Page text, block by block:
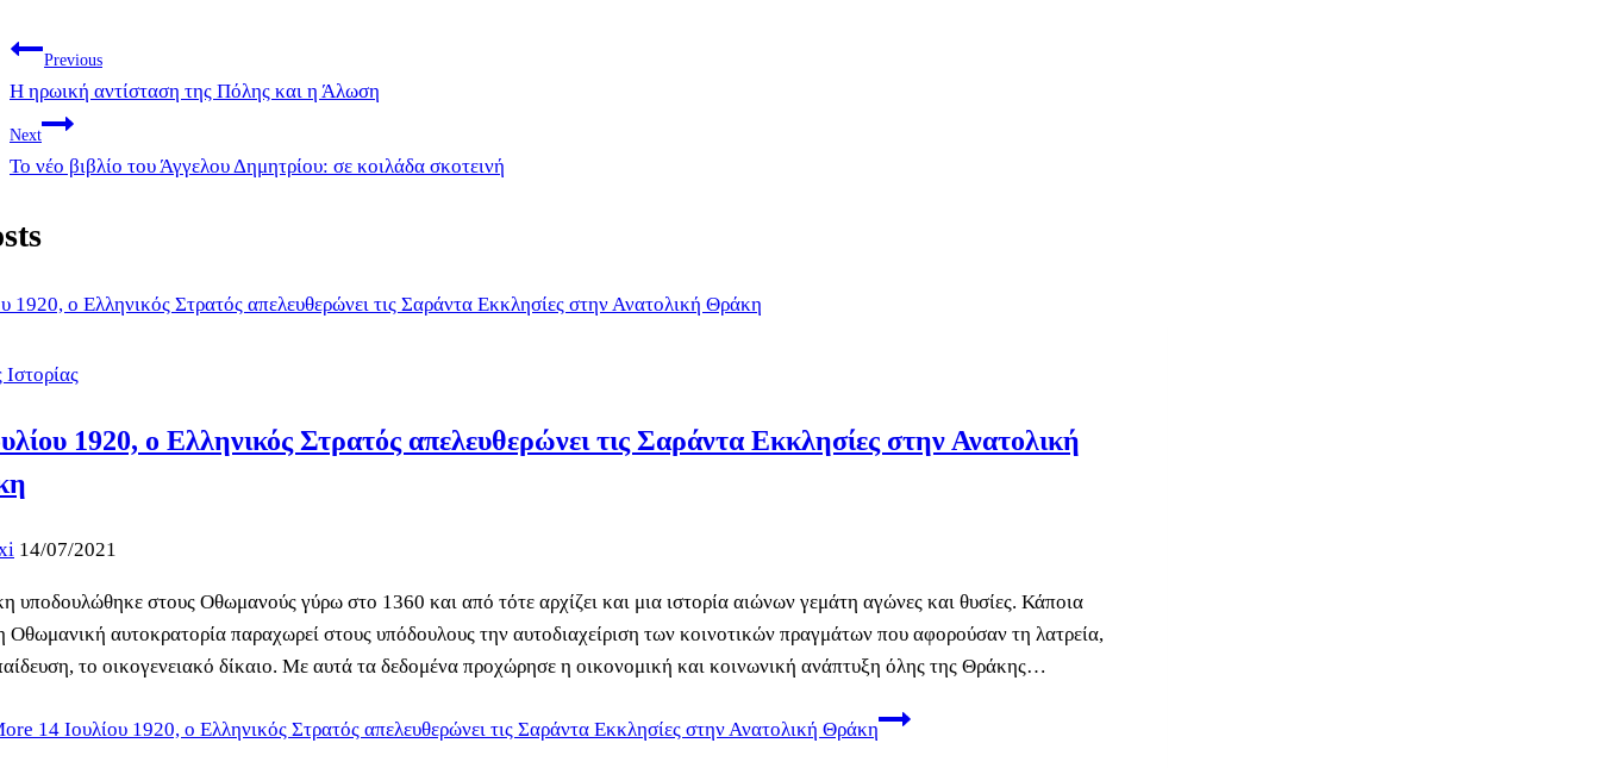
Previous
Η ηρωική αντίσταση της Πόλης και η Άλωση
Next
Το νέο βιβλίο του Άγγελου Δημητρίου: σε κοιλάδα σκοτεινή
Ιστορίας
1920, ο Ελληνικός Στρατός απελευθερώνει τις Σαράντα Εκκλησίες στην Ανατολική
14/07/2021
υποδουλώθηκε στους Οθωμανούς γύρω στο 1360 και από τότε αρχίζει και μια ιστορία αιώνων γεμάτη αγώνες και θυσίες. Κάποια
Οθωμανική αυτοκρατορία παραχωρεί στους υπόδουλους την αυτοδιαχείριση των κοινοτικών πραγμάτων που αφορούσαν τη λατρεία,
το οικογενειακό δίκαιο. Με αυτά τα δεδομένα προχώρησε η οικονομική και κοινωνική ανάπτυξη όλης της Θράκης…
14 Ιουλίου 1920, ο Ελληνικός Στρατός απελευθερώνει τις Σαράντα Εκκλησίες στην Ανατολική Θράκη